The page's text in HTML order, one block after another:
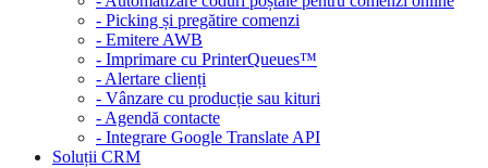
- Picking și pregătire comenzi
- Emitere AWB
- Imprimare cu PrinterQueues™
- Alertare clienți
- Vânzare cu producție sau kituri
- Agendă contacte
- Integrare Google Translate API
Soluții CRM